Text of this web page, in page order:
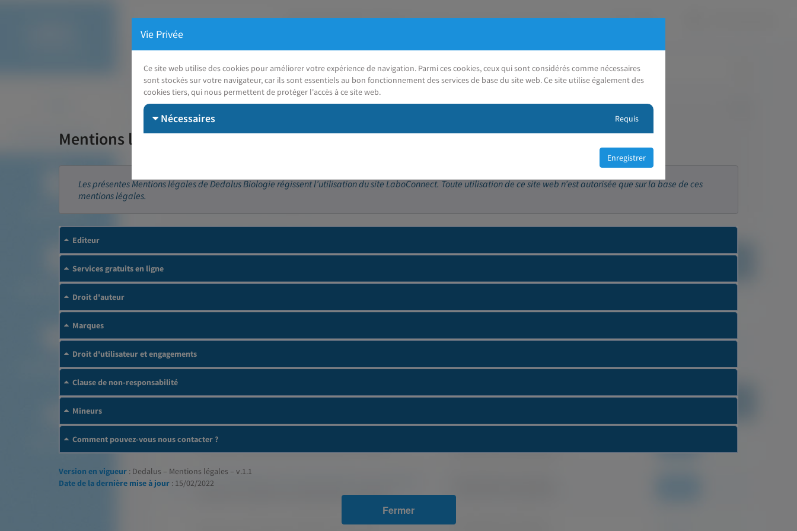
Mentions légales
Les présentes Mentions légales de Dedalus Biologie régissent l’utilisation du site LaboConnect. Toute utilisation de ce site web n’est autorisée que sur la base de ces
mentions légales.
Editeur
Services gratuits en ligne
Droit d'auteur
Marques
Droit d'utilisateur et engagements
Clause de non-responsabilité
Mineurs
Comment pouvez-vous nous contacter ?
Version en vigueur : Dedalus – Mentions légales – v.1.1
Date de la dernière mise à jour : 15/02/2022
Fermer
Vie Privée
Ce site web utilise des cookies pour améliorer votre expérience de navigation. Parmi ces cookies, ceux qui sont considérés comme nécessaires
sont stockés sur votre navigateur, car ils sont essentiels au bon fonctionnement des services de base du site web. Ce site utilise également des
cookies tiers, qui nous permettent de protéger l'accès à ce site web.
Nécessaires Requis